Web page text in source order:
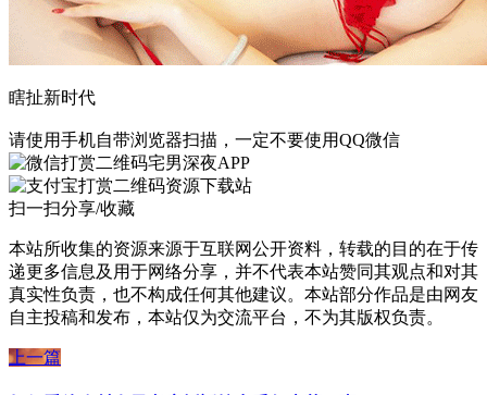
瞎扯新时代
请使用手机自带浏览器扫描，一定不要使用QQ微信
宅男深夜APP
资源下载站
扫一扫分享/收藏
本站所收集的资源来源于互联网公开资料，转载的目的在于传
递更多信息及用于网络分享，并不代表本站赞同其观点和对其
真实性负责，也不构成任何其他建议。本站部分作品是由网友
自主投稿和发布，本站仅为交流平台，不为其版权负责。
上一篇